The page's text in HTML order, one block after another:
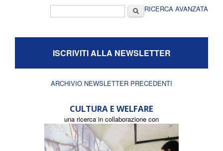
CercaRICERCA AVANZATA
ISCRIVITI ALLA NEWSLETTER
ARCHIVIO NEWSLETTER PRECEDENTI
CULTURA E WELFARE
una ricerca in collaborazione con